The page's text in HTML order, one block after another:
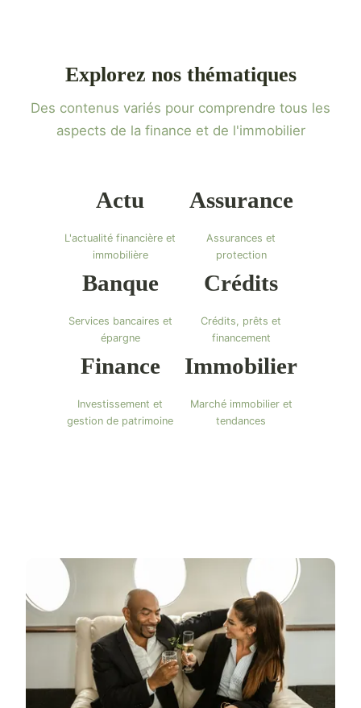
Explorez nos thématiques
Des contenus variés pour comprendre tous les
aspects de la finance et de l'immobilier
Actu
L'actualité financière et
immobilière
Assurance
Assurances et
protection
Banque
Services bancaires et
épargne
Crédits
Crédits, prêts et
financement
Finance
Investissement et
gestion de patrimoine
Immobilier
Marché immobilier et
tendances